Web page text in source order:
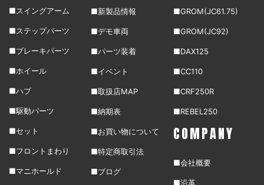
■スイングアーム
■ステップパーツ
■ブレーキパーツ
■ホイール
■ハブ
■駆動パーツ
■セット
■フロントまわり
■マニホールド
■新製品情報
■デモ車両
■パーツ装着
■イベント
■取扱店MAP
■納期表
■お買い物について
■特定商取引法
■ブログ
■GROM(JC61.75)
■GROM(JC92)
■DAX125
■CC110
■CRF250R
■REBEL250
COMPANY
■会社概要
■沿革